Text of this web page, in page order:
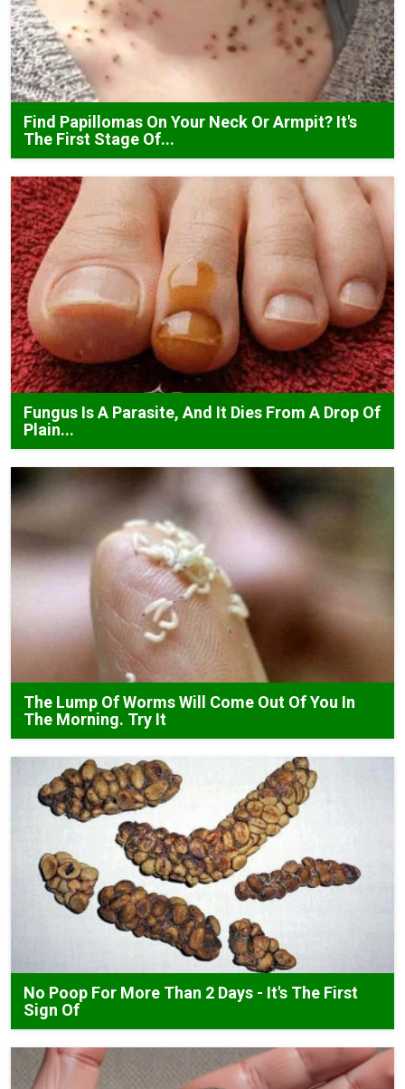
Find Papillomas On Your Neck Or Armpit? It's
The First Stage Of...
Fungus Is A Parasite, And It Dies From A Drop Of
Plain...
The Lump Of Worms Will Come Out Of You In
The Morning. Try It
No Poop For More Than 2 Days - It's The First
Sign Of